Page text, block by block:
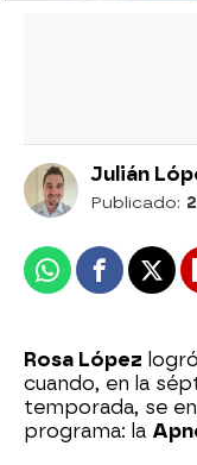
Julián
Publicado:
WhatsappFacebook
X
Rosa López
cuando, en la
temporada, se
programa: la